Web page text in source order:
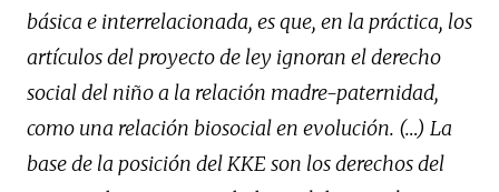
básica e interrelacionada, es que, en la práctica, los
artículos del proyecto de ley ignoran el derecho
social del niño a la relación madre-paternidad,
como una relación biosocial en evolución. (…) La
base de la posición del KKE son los derechos del